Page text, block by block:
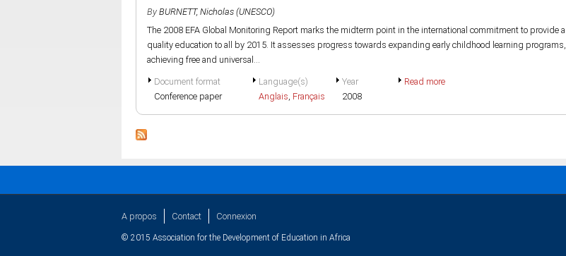
By BURNETT, Nicholas (UNESCO)
The 2008 EFA Global Monitoring Report marks the midterm point in the international commitment to provide a
quality education to all by 2015. It assesses progress towards expanding early childhood learning programs,
achieving free and universal...
Document format
Conference paper
Language(s)
Anglais, Français
Year
2008
Read more
A propos Contact Connexion
© 2015 Association for the Development of Education in Africa